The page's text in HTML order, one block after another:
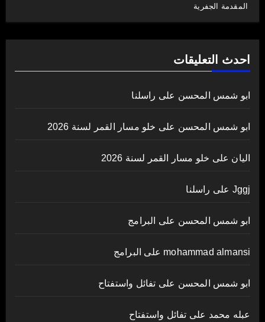
المقدمة الجفرية
احدث التعليقات
ابو شمس المحسن على راسلنا
ابو شمس المحسن على خلو مسار القمر لسنة 2026
اليان على خلو مسار القمر لسنة 2026
Jggj على راسلنا
ابو شمس المحسن على البرامج
mohammad almansi على البرامج
ابو شمس المحسن على تفائل واستفتاح
عبله محمد على تفائل واستفتاح